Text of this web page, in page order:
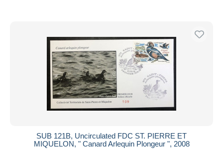
SUB 121B, Uncirculated FDC ST. PIERRE ET
MIQUELON, " Canard Arlequin Plongeur ", 2008